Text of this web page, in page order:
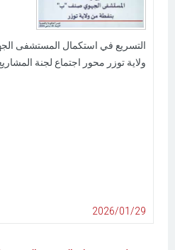
التسريع في استكمال المستشفى
ولاية توزر محور اجتماع لجنة
2026/01/29